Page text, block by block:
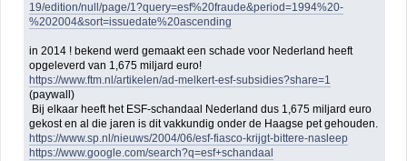
19/edition/null/page/1?query=esf%20fraude&period=1994%20-
%202004&sort=issuedate%20ascending
in 2014 ! bekend werd gemaakt een schade voor Nederland heeft
opgeleverd van 1,675 miljard euro!
https://www.ftm.nl/artikelen/ad-melkert-esf-subsidies?share=1
(paywall)
Bij elkaar heeft het ESF-schandaal Nederland dus 1,675 miljard euro
gekost en al die jaren is dit vakkundig onder de Haagse pet gehouden.
https://www.sp.nl/nieuws/2004/06/esf-fiasco-krijgt-bittere-nasleep
https://www.google.com/search?q=esf+schandaal